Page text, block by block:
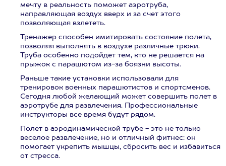
мечту в реальность поможет аэротруба,
направляющая воздух вверх и за счет этого
позволяющая взлететь.
Тренажер способен имитировать состояние полета,
позволяя выполнять в воздухе различные трюки.
Труба особенно подойдет тем, кто не решается на
прыжок с парашютом из-за боязни высоты.
Раньше такие установки использовали для
тренировок военных парашютистов и спортсменов.
Сегодня любой желающий может совершить полет в
аэротрубе для развлечения. Профессиональные
инструкторы все время будут рядом.
Полет в аэродинамической трубе - это не только
веселое развлечение, но и отличный фитнес: он
помогает укрепить мышцы, сбросить вес и избавиться
от стресса.